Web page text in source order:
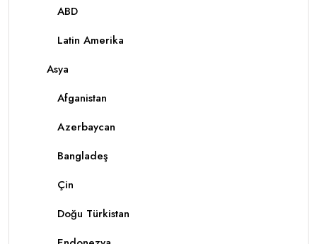
ABD
Latin Amerika
Asya
Afganistan
Azerbaycan
Bangladeş
Çin
Doğu Türkistan